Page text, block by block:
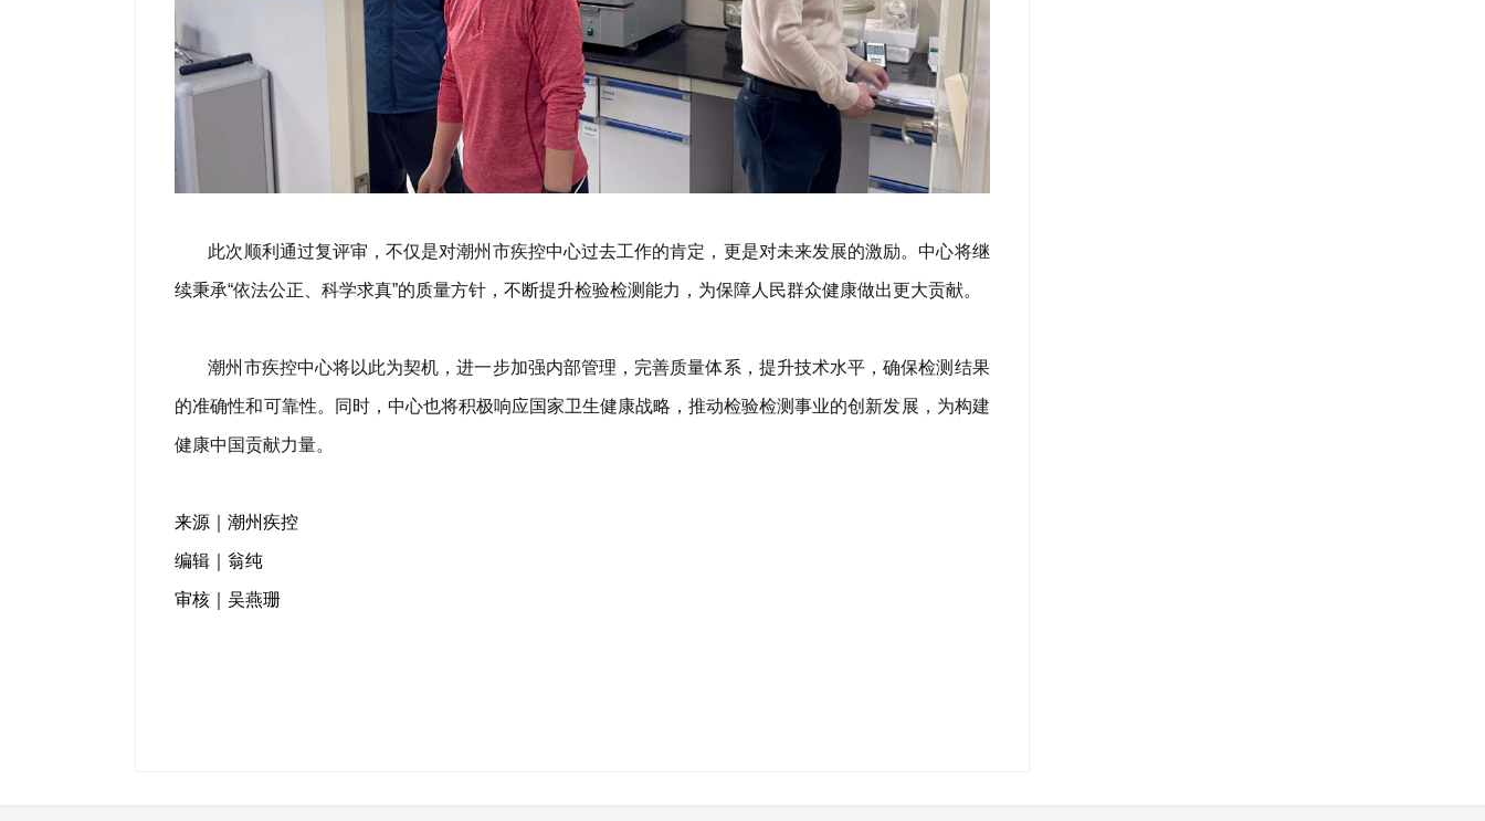
此次顺利通过复评审，不仅是对潮州市疾控中心过去工作的肯定，更是对未来发展的激励。中心将继
续秉承“依法公正、科学求真”的质量方针，不断提升检验检测能力，为保障人民群众健康做出更大贡献。
潮州市疾控中心将以此为契机，进一步加强内部管理，完善质量体系，提升技术水平，确保检测结果
的准确性和可靠性。同时，中心也将积极响应国家卫生健康战略，推动检验检测事业的创新发展，为构建
健康中国贡献力量。
来源｜潮州疾控
编辑｜翁纯
审核｜吴燕珊